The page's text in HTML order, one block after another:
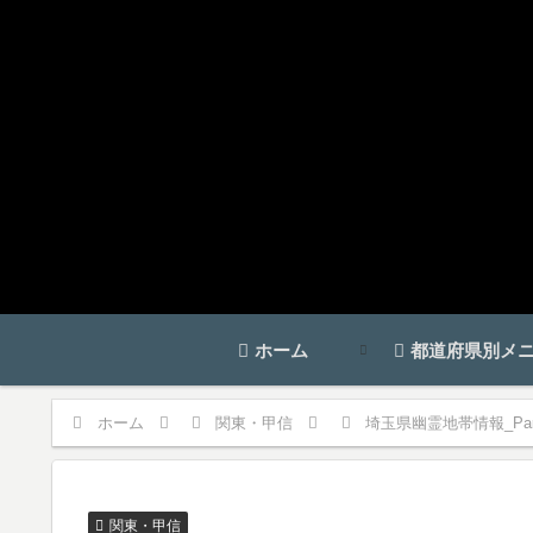
ホーム 都道府県別メ
ホーム 関東・甲信 埼玉県幽霊地帯情報
関東・甲信